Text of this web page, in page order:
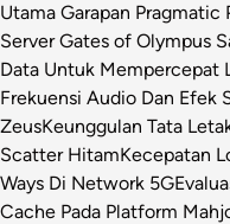
Utama Garapan Pragmatic
Server Gates of Olympus
Data Untuk Mempercepat
Frekuensi Audio Dan Efek
ZeusKeunggulan Tata
Scatter HitamKecepatan
Ways Di Network 5G
Cache Pada Platform